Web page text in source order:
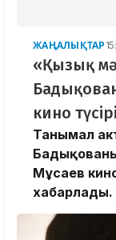
ЖАҢАЛЫҚТАР
«Қызық
кино
Танымал
Мұсаев кино
хабарлады.